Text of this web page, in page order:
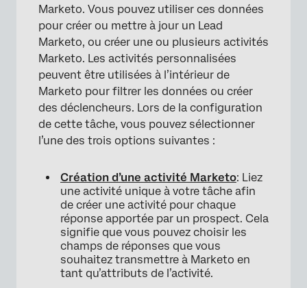
Marketo. Vous pouvez utiliser ces données
pour créer ou mettre à jour un Lead
Marketo, ou créer une ou plusieurs activités
Marketo. Les activités personnalisées
peuvent être utilisées à l’intérieur de
Marketo pour filtrer les données ou créer
des déclencheurs. Lors de la configuration
de cette tâche, vous pouvez sélectionner
l’une des trois options suivantes :
Création d’une activité Marketo: Liez
une activité unique à votre tâche afin
de créer une activité pour chaque
réponse apportée par un prospect. Cela
signifie que vous pouvez choisir les
champs de réponses que vous
souhaitez transmettre à Marketo en
tant qu’attributs de l’activité.